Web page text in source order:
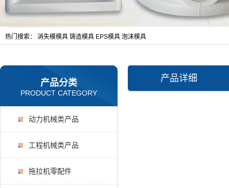
热门搜索： 消失模模具 铸造模具 EPS模具 泡沫模具
产品分类
PRODUCT CATEGORY
动力机械类产品
工程机械类产品
拖拉机零配件
产品详细